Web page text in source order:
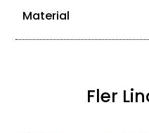
Material
Fler